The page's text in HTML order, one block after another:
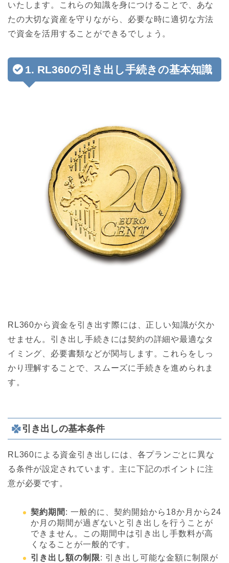
いたします。これらの知識を身につけることで、あな
たの大切な資産を守りながら、必要な時に適切な方法
で資金を活用することができるでしょう。
1. RL360の引き出し手続きの基本知識
RL360から資金を引き出す際には、正しい知識が欠か
せません。引き出し手続きには契約の詳細や最適なタ
イミング、必要書類などが関与します。これらをしっ
かり理解することで、スムーズに手続きを進められま
す。
引き出しの基本条件
RL360による資金引き出しには、各プランごとに異な
る条件が設定されています。主に下記のポイントに注
意が必要です。
契約期間 : 一般的に、契約開始から18か月から24
か月の期間が過ぎないと引き出しを行うことが
できません。この期間中は引き出し手数料が高
くなることが一般的です。
引き出し額の制限: 引き出し可能な金額に制限が